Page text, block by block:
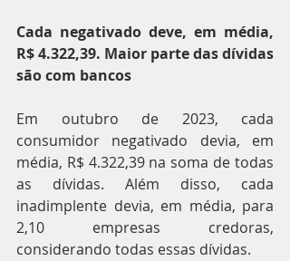
Cada negativado deve, em média,
R$ 4.322,39. Maior parte das dívidas
são com bancos
Em outubro de 2023, cada
consumidor negativado devia, em
média, R$ 4.322,39 na soma de todas
as dívidas. Além disso, cada
inadimplente devia, em média, para
2,10 empresas credoras,
considerando todas essas dívidas.